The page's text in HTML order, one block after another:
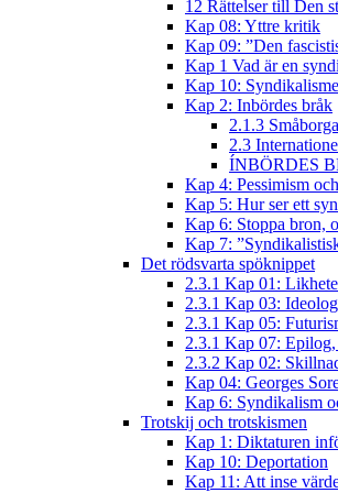
12 Rättelser till Den
Kap 08: Yttre kritik
Kap 09: ”Den
Kap 1 Vad är en
Kap 10:
Kap 2: Inbördes bråk
2.1.3
2.3
ÍNBÖRDES
Kap 4: Pessimism
Kap 5: Hur ser ett
Kap 6: Stoppa bron,
Kap 7:
Det rödsvarta spöknippet
2.3.1 Kap 01:
2.3.1 Kap 03:
2.3.1 Kap 05:
2.3.1 Kap 07:
2.3.2 Kap 02:
Kap 04: Georges
Kap 6: Syndikalism
Trotskij och trotskismen
Kap 1: Diktaturen
Kap 10: Deportation
Kap 11: Att inse